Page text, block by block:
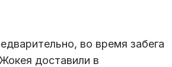
во время забега
доставили в